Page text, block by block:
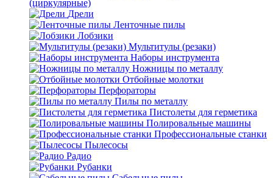
(циркулярные)
Дрели
Ленточные пилы
Лобзики
Мультитулы (резаки)
Наборы инструмента
Ножницы по металлу
Отбойные молотки
Перфораторы
Пилы по металлу
Пистолеты для герметика
Полировальные машины
Профессиональные станки
Пылесосы
Радио
Рубанки